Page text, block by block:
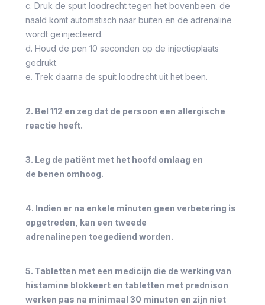
c. Druk de spuit loodrecht tegen het bovenbeen: de
naald komt automatisch naar buiten en de adrenaline
wordt geïnjecteerd.
d. Houd de pen 10 seconden op de injectieplaats
gedrukt.
e. Trek daarna de spuit loodrecht uit het been.
2. Bel 112 en zeg dat de persoon een allergische
reactie heeft.
3. Leg de patiënt met het hoofd omlaag en
de benen omhoog.
4. Indien er na enkele minuten geen verbetering is
opgetreden, kan een tweede
adrenalinepen toegediend worden.
5. Tabletten met een medicijn die de werking van
histamine blokkeert en tabletten met prednison
werken pas na minimaal 30 minuten en zijn niet